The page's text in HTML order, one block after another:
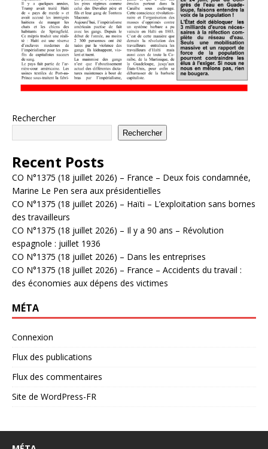
Rechercher
Rechercher
Recent Posts
CO N°1375 (18 juillet 2026) – France – Deux fois condamnée,
Marine Le Pen sera aux présidentielles
CO N°1375 (18 juillet 2026) – Haïti – L’exploitation sans bornes
des travailleurs
CO N°1375 (18 juillet 2026) – Il y a 90 ans – Révolution
espagnole : juillet 1936
CO N°1375 (18 juillet 2026) – Dans les entreprises
CO N°1375 (18 juillet 2026) – France – Accidents du travail :
des économies aux dépens des victimes
MÉTA
Connexion
Flux des publications
Flux des commentaires
Site de WordPress-FR